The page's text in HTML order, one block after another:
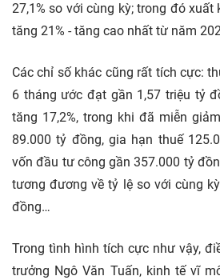
27,1% so với cùng kỳ; trong đó xuất
tăng 21% - tăng cao nhất từ năm
Các chỉ số khác cũng rất tích cực:
6 tháng ước đạt gần 1,57 triệu tỷ
tăng 17,2%, trong khi đã miễn
89.000 tỷ đồng, gia hạn thuế
vốn đầu tư công gần 357.000 tỷ
tương đương về tỷ lệ so với cùng
đồng…
Trong tình hình tích cực như vậy,
trưởng Ngô Văn Tuấn, kinh tế vĩ